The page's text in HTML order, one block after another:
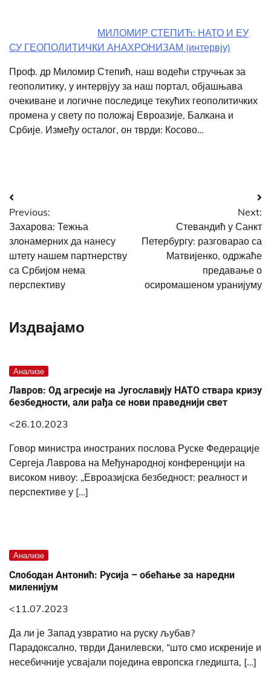
МИЛОМИР СТЕПИЋ: НАТО И ЕУ
СУ ГЕОПОЛИТИЧКИ АНАХРОНИЗАМ (интервју)
Проф. др Миломир Степић, наш водећи стручњак за
геополитику, у интервјуу за наш портал, објашњава
очекиване и логичне последице текућих геополитичких
промена у свету по положај Евроазије, Балкана и
Србије. Између осталог, он тврди: Косово…
Post
navigation
Previous:
Захарова: Тежња
злонамерних да нанесу
штету нашем партнерству
са Србијом нема
перспективу
Next:
Стевандић у Санкт
Петербургу: разговарао са
Матвијенко, одржаће
предавање о
осиромашеном уранијуму
Издвајамо
Анализе
Лавров: Од агресије на Југославију НАТО ствара кризу
безбедности, али рађа се нови праведнији свет
<26.10.2023
Говор министра иностраних послова Руске Федерације
Сергеја Лаврова на Међународној конференцији на
високом нивоу: „Евроазијска безбедност: реалност и
перспективе у […]
Анализе
Слободан Антонић: Русија – обећање за наредни
миленијум
<11.07.2023
Да ли је Запад узвратио на руску љубав?
Парадоксално, тврди Данилевски, “што смо искреније и
несебичније усвајали поједина европска гледишта, […]